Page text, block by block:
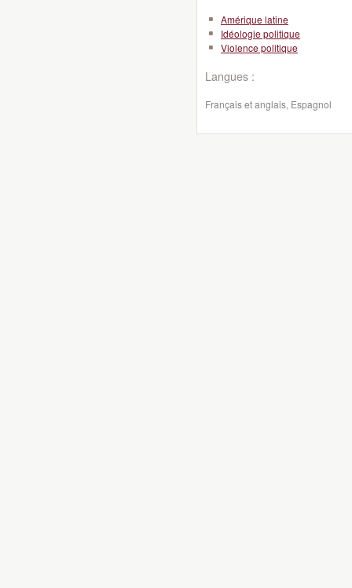
Amérique latine
Idéologie politique
Violence politique
Langues :
Français et anglais, Espagnol